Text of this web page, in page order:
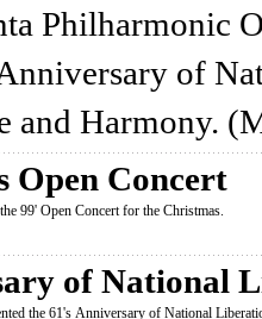
Philharmonic
of
Open Concert
99' Open Concert for the Christmas.
of National
the 61's Anniversary of National